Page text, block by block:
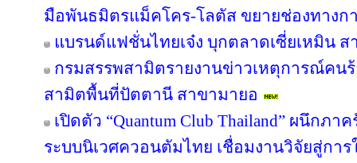
มือพันธมิตรแม็คโคร-โลตัส ขยายช่องทางก
แบรนด์แฟชั่นไทยเจ๋ง บุกตลาดเซี่ยเหมิน
กรมสรรพสามิตรายงานข่าวเหตุการณ์คน
สามิตพื้นที่ปัตตานี สาขามายอ
เปิดตัว “Quantum Club Thailand” ผนึกภ
ระบบนิเวศควอนตัมไทย เชื่อมงานวิจัยสู่กา